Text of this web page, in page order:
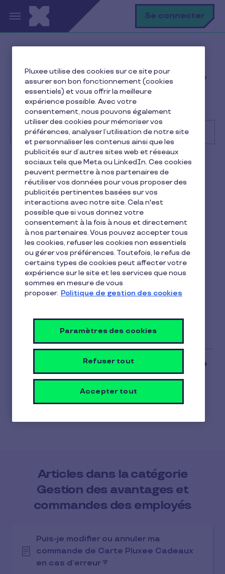
Aller au contenu principal Se connecter
Gestion des avantages et commandes des
employés
Est-il possible de retirer de l'argent à un distributeur
avec la carte Pluxee Restaurant ?
Recherche
Client Pluxee Restaurant
Est-il possible de retirer de
l'argent à un distributeur
avec la carte Pluxee
Restaurant ?
1 min de lecture 11 février 2026
Non, la Carte Pluxee Restaurant est réservée à
Articles dans la catégorie
Gestion des avantages et
commandes des employés
Puis-je modifier ou annuler ma
commande de Carte Pluxee Cadeaux
en cas d’erreur ?
Pluxee utilise des cookies sur ce site pour
assurer son bon fonctionnement (cookies
essentiels) et vous offrir la meilleure
expérience possible. Avec votre
consentement, nous pouvons également
utiliser des cookies pour mémoriser vos
préférences, analyser l’utilisation de notre site
et personnaliser les contenus ainsi que les
publicités sur d’autres sites web et réseaux
sociaux tels que Meta ou LinkedIn. Ces cookies
peuvent permettre à nos partenaires de
réutiliser vos données pour vous proposer des
publicités pertinentes basées sur vos
interactions avec notre site. Cela n'est
possible que si vous donnez votre
consentement à la fois à nous et directement
à nos partenaires. Vous pouvez accepter tous
les cookies, refuser les cookies non essentiels
ou gérer vos préférences. Toutefois, le refus de
certains types de cookies peut affecter votre
expérience sur le site et les services que nous
sommes en mesure de vous
proposer. Politique de gestion des cookies
Paramètres des cookies
Refuser tout
Accepter tout